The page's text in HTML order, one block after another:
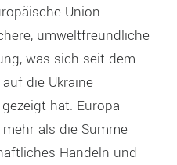
Union
umweltfreundliche
was sich seit dem
die Ukraine
hat. Europa
als die Summe
Handeln und